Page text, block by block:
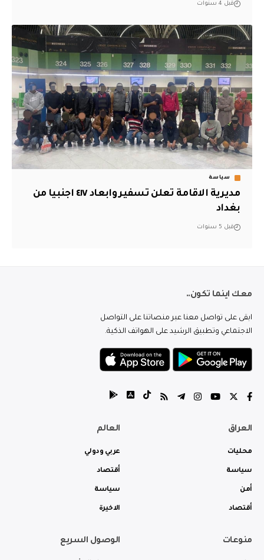
قبل 4 سنوات
سياسة
مديرية الاقامة تعلن تسفير وابعاد ٤١٧ اجنبيا من
بغداد
قبل 5 سنوات
معك اينما تكون..
ابقى على تواصل معنا عبر منصاتنا على التواصل
الاجتماعي وتطبيق الرشيد على الهواتف الذكية.
العراق
محليات
سياسة
أمن
أقتصاد
العالم
عربي ودولي
أقتصاد
سياسة
الاخيرة
منوعات الوصول السريع